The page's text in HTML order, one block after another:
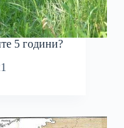
5 години?